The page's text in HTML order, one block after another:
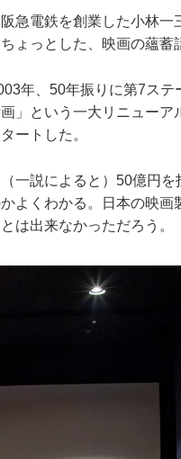
急電鉄を創業した小林一
ょっとした、映画の蘊蓄
年、50年振りに第7ステ
」という一大リニューア
ートした。
一説によると）50億円を
よくわかる。日本の映画
は出来なかっただろう。